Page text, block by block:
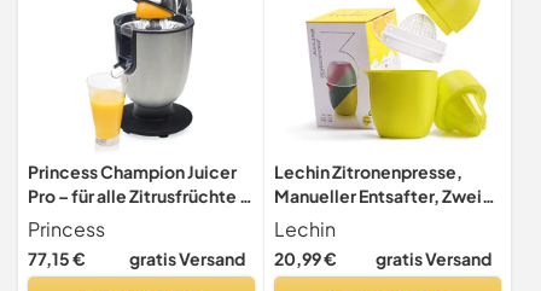
Princess Champion Juicer
Pro – für alle Zitrusfrüchte –
mit Presshebel –
Fließstopfiunktion – Silber
– 201863, 300 watt
Princess
77,15 € gratis Versand
Lechin Zitronenpresse,
Manueller Entsafter, Zwei
Pressmöglichkeiten, Gelb
Lechin
20,99 € gratis Versand